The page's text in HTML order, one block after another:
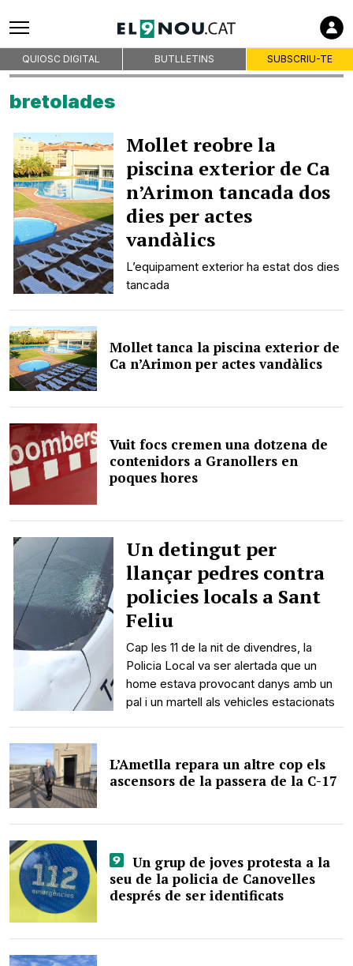
QUIOSC DIGITAL BUTLLETINS SUBSCRIU-TE
bretolades
Mollet reobre la
piscina exterior de Ca
n’Arimon tancada dos
dies per actes
vandàlics
L’equipament exterior ha estat dos dies
tancada
Mollet tanca la piscina exterior de
Ca n’Arimon per actes vandàlics
Vuit focs cremen una dotzena de
contenidors a Granollers en
poques hores
Un detingut per
llançar pedres contra
policies locals a Sant
Feliu
Cap les 11 de la nit de divendres, la
Policia Local va ser alertada que un
home estava provocant danys amb un
pal i un martell als vehicles estacionats
L’Ametlla repara un altre cop els
ascensors de la passera de la C-17
Un grup de joves protesta a la
seu de la policia de Canovelles
després de ser identificats